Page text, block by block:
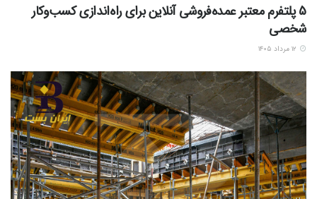
5 پلتفرم معتبر عمده‌فروشی آنلاین برای راه‌اندازی کسب‌وکار
شخصی